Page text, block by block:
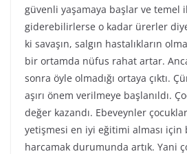
güvenli yaşamaya başlar ve temel
giderebilirlerse o kadar ürerler
ki savaşın, salgın hastalıkların
bir ortamda nüfus rahat artar.
sonra öyle olmadığı ortaya çıktı.
aşırı önem verilmeye başlanıldı.
değer kazandı. Ebeveynler
yetişmesi en iyi eğitimi alması için
harcamak durumunda artık. Yani